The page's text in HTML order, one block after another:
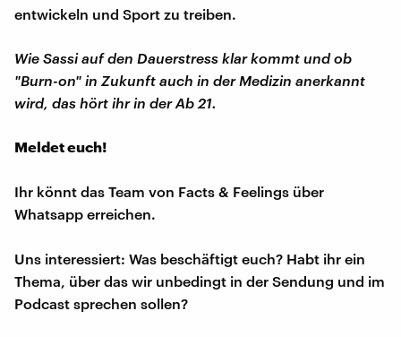
entwickeln und Sport zu treiben.
Wie Sassi auf den Dauerstress klar kommt und ob
"Burn-on" in Zukunft auch in der Medizin anerkannt
wird, das hört ihr in der Ab 21.
Meldet euch!
Ihr könnt das Team von Facts & Feelings über
Whatsapp erreichen.
Uns interessiert: Was beschäftigt euch? Habt ihr ein
Thema, über das wir unbedingt in der Sendung und im
Podcast sprechen sollen?